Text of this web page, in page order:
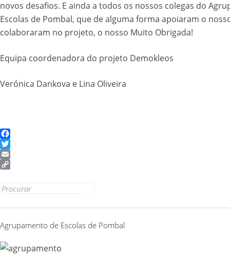
novos desafios. E ainda a todos os nossos colegas do
Escolas de Pombal, que de alguma forma apoiaram o
colaboraram no projeto, o nosso Muito Obrigada!
Equipa coordenadora do projeto Demokleos
Verónica Dankova e Lina Oliveira
Facebook
Twitter
Email
Link
Search
Agrupamento de Escolas de Pombal